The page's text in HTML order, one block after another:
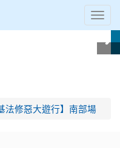
法修惡大遊行】南部場